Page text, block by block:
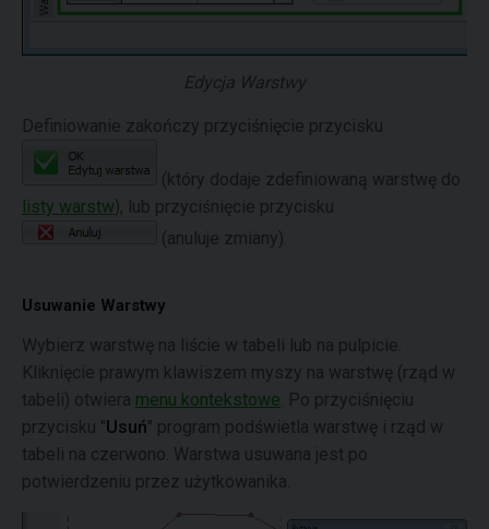
Edycja Warstwy
Definiowanie zakończy przyciśnięcie przycisku
(który dodaje zdefiniowaną warstwę do
listy warstw), lub przyciśnięcie przycisku
(anuluje zmiany).
Usuwanie Warstwy
Wybierz warstwę na liście w tabeli lub na pulpicie.
Kliknięcie prawym klawiszem myszy na warstwę (rząd w
tabeli) otwiera menu kontekstowe . Po przyciśnięciu
przycisku "Usuń" program podświetla warstwę i rząd w
tabeli na czerwono. Warstwa usuwana jest po
potwierdzeniu przez użytkowanika.